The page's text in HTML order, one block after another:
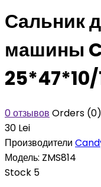
Сальник
машины
25*47*10/
0 отзывов Orders (0)
30 Lei
Производители
Модель: ZMS814
Stock 5